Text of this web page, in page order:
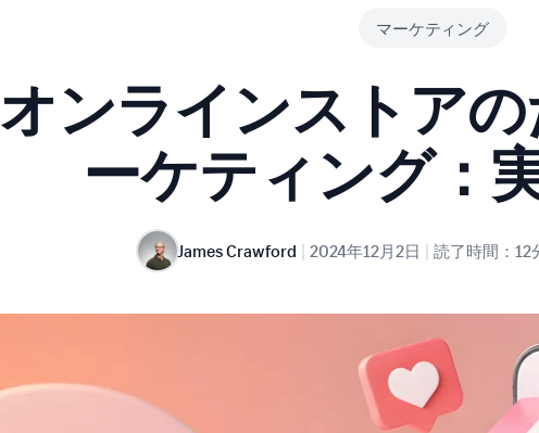
マーケティング
オンラインストア
ーケティング：
James Crawford | 2024年12月2日 | 読了時間：12